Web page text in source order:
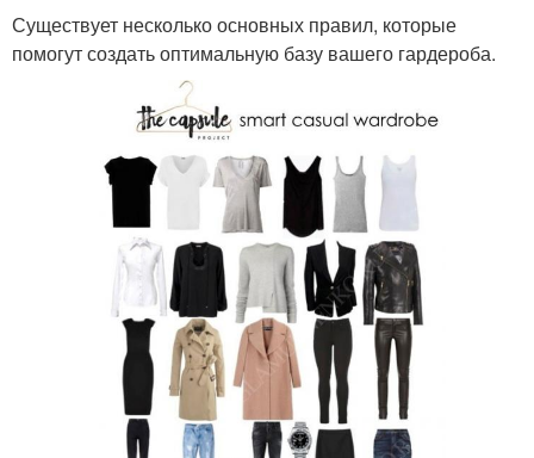
Существует несколько основных правил, которые
помогут создать оптимальную базу вашего гардероба.